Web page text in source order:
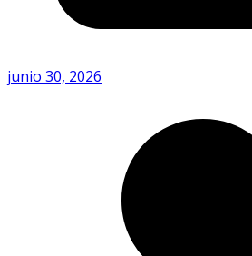
junio 30, 2026